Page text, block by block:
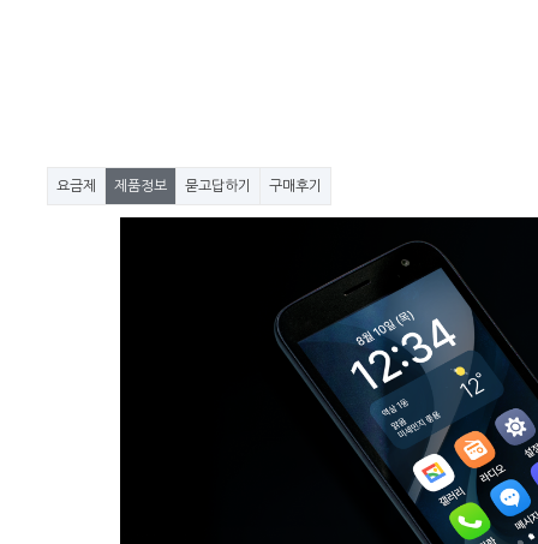
요금제 제품정보 묻고답하기 구매후기